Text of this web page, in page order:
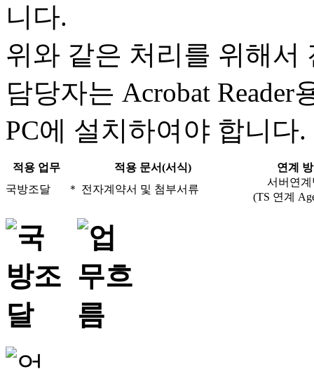
니다.
위와 같은 처리를 위해서
담당자는 Acrobat
PC에 설치하여야 합니다.
적용 업무 적용 문서(서식)
연계
국방조달
＊ 전자계약서 및 첨부서류
서버연계
(TS 연계